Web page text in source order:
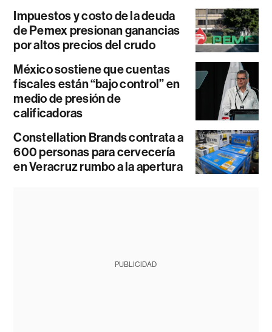
Impuestos y costo de la deuda
de Pemex presionan ganancias
por altos precios del crudo
México sostiene que cuentas
fiscales están “bajo control” en
medio de presión de
calificadoras
Constellation Brands contrata a
600 personas para cervecería
en Veracruz rumbo a la apertura
PUBLICIDAD